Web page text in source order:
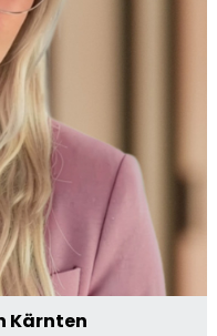
Kärnten